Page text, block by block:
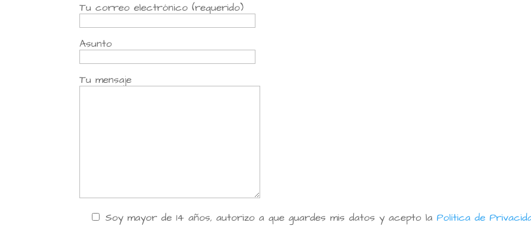
Tu correo electrónico (requerido)
Asunto
Tu mensaje
Soy mayor de 14 años, autorizo a que guardes mis datos y acepto laPolítica de